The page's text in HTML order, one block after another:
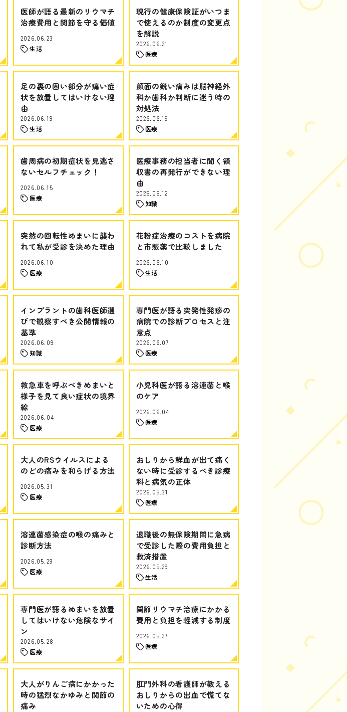
医師が語る最新のリウマチ
治療費用と関節を守る価値
2026.06.23
生活
現行の健康保険証がいつま
で使えるのか制度の変更点
を解説
2026.06.21
医療
足の裏の固い部分が痛い症
状を放置してはいけない理
由
2026.06.19
生活
顔面の鋭い痛みは脳神経外
科か歯科か判断に迷う時の
対処法
2026.06.19
医療
歯周病の初期症状を見逃さ
ないセルフチェック！
2026.06.15
医療
医療事務の担当者に聞く領
収書の再発行ができない理
由
2026.06.12
知識
突然の回転性めまいに襲わ
れて私が受診を決めた理由
2026.06.10
医療
花粉症治療のコストを病院
と市販薬で比較しました
2026.06.10
生活
インプラントの歯科医師選
びで観察すべき公開情報の
基準
2026.06.09
知識
専門医が語る突発性発疹の
病院での診断プロセスと注
意点
2026.06.07
医療
救急車を呼ぶべきめまいと
様子を見て良い症状の境界
線
2026.06.04
医療
小児科医が語る溶連菌と喉
のケア
2026.06.04
医療
大人のRSウイルスによる
のどの痛みを和らげる方法
2026.05.31
医療
おしりから鮮血が出て痛く
ない時に受診するべき診療
科と病気の正体
2026.05.31
医療
溶連菌感染症の喉の痛みと
診断方法
2026.05.29
医療
退職後の無保険期間に急病
で受診した際の費用負担と
救済措置
2026.05.29
生活
専門医が語るめまいを放置
してはいけない危険なサイ
ン
2026.05.28
医療
関節リウマチ治療にかかる
費用と負担を軽減する制度
2026.05.27
医療
大人がりんご病にかかった
時の猛烈なかゆみと関節の
痛み
肛門外科の看護師が教える
おしりからの出血で慌てな
いための心得